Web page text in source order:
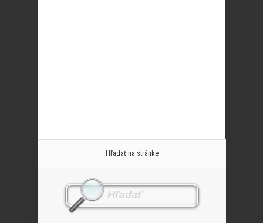
Hľadať na stránke